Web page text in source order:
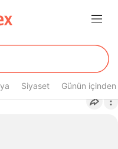
Siyaset Günün içinden